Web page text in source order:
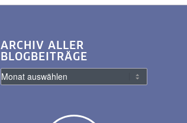
ARCHIV ALLER
BLOGBEITRÄGE